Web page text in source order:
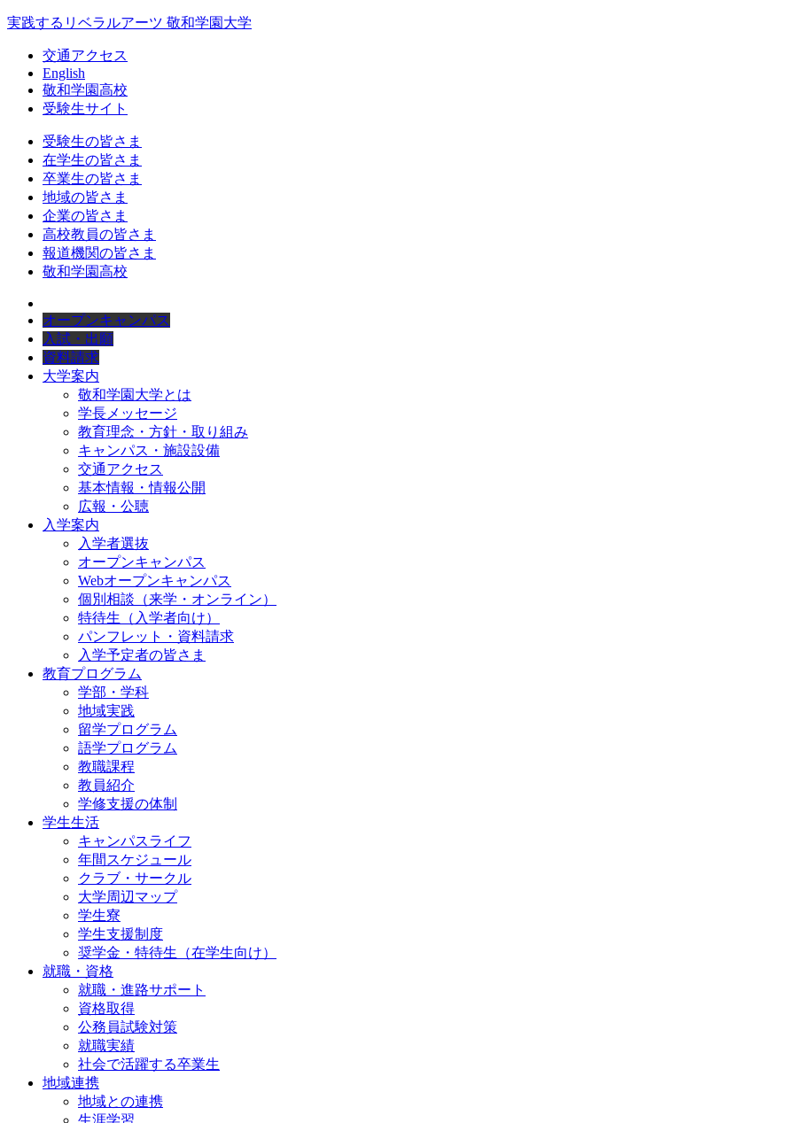
実践するリベラルアーツ 敬和学園大学
交通アクセス
English
敬和学園高校
受験生サイト
受験生の皆さま
在学生の皆さま
卒業生の皆さま
地域の皆さま
企業の皆さま
高校教員の皆さま
報道機関の皆さま
敬和学園高校
オープンキャンパス
入試・出願
資料請求
大学案内
敬和学園大学とは
学長メッセージ
教育理念・方針・取り組み
キャンパス・施設設備
交通アクセス
基本情報・情報公開
広報・公聴
入学案内
入学者選抜
オープンキャンパス
Webオープンキャンパス
個別相談（来学・オンライン）
特待生（入学者向け）
パンフレット・資料請求
入学予定者の皆さま
教育プログラム
学部・学科
地域実践
留学プログラム
語学プログラム
教職課程
教員紹介
学修支援の体制
学生生活
キャンパスライフ
年間スケジュール
クラブ・サークル
大学周辺マップ
学生寮
学生支援制度
奨学金・特待生（在学生向け）
就職・資格
就職・進路サポート
資格取得
公務員試験対策
就職実績
社会で活躍する卒業生
地域連携
地域との連携
生涯学習